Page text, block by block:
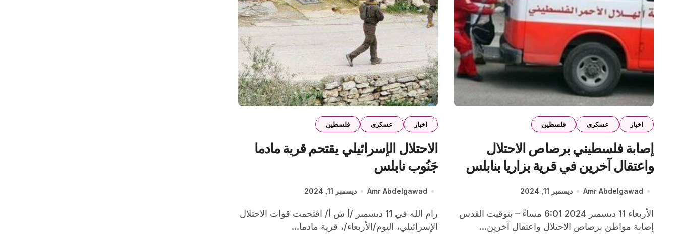
اخبار عسكرى فلسطين
إصابة فلسطيني برصاص الاحتلال
واعتقال آخرين في قرية بزاريا بنابلس
Amr Abdelgawad ديسمبر 11, 2024
الأربعاء 11 ديسمبر 2024 6:01 مساءً – بتوقيت القدس
إصابة مواطن برصاص الاحتلال واعتقال آخرين...
اخبار عسكرى فلسطين
الاحتلال الإسرائيلي يقتحم قرية مادما
جَنُوب نابلس
Amr Abdelgawad ديسمبر 11, 2024
رام الله في 11 ديسمبر /أ ش أ/ اقتحمت قوات الاحتلال
الإسرائيلي، اليوم/الأربعاء/، قرية مادما...